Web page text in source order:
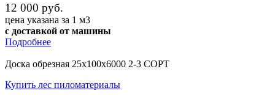
12 000 руб.
цена указана за 1 м3
с доставкой от машины
Подробнее
Доска обрезная 25х100х6000 2-3 СОРТ
Купить лес пиломатериалы